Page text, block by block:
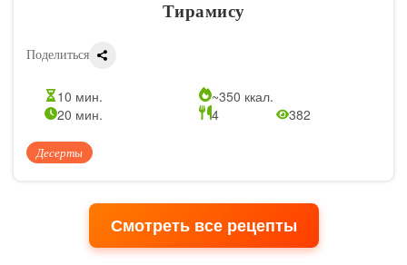
Тирамису
Поделиться
10 мин.
~350 ккал.
20 мин.
4 382
Десерты
Смотреть все рецепты